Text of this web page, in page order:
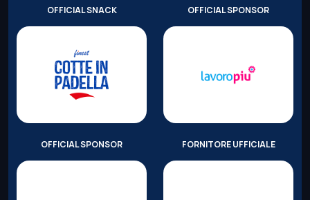
OFFICIAL SNACK OFFICIAL SPONSOR
OFFICIAL SPONSOR FORNITORE UFFICIALE